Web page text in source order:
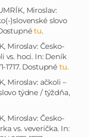
Miroslav:
)slovenské slovo
tu.
Miroslav: Česko-
vs. hoci. In: Deník
1717. Dostupné tu.
Miroslav: ačkoli –
týdne / týždňa,
Miroslav: Česko-
vs. veverička. In: